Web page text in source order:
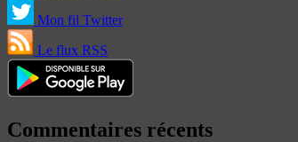
Mon fil Twitter
Le flux RSS
Commentaires récents